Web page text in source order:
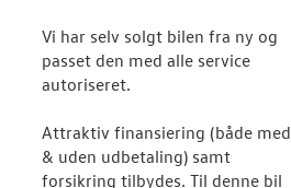
Vi har selv solgt bilen fra ny og
passet den med alle service
autoriseret.
Attraktiv finansiering (både med
& uden udbetaling) samt
forsikring tilbydes. Til denne bil